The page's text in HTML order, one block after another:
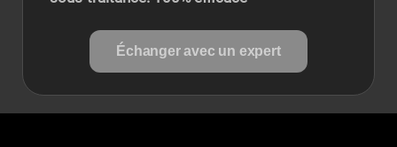
Échanger avec un expert